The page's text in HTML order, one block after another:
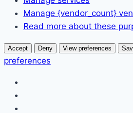
Manage {vendor_count}
Read more about these
Accept Deny View preferences
preferences